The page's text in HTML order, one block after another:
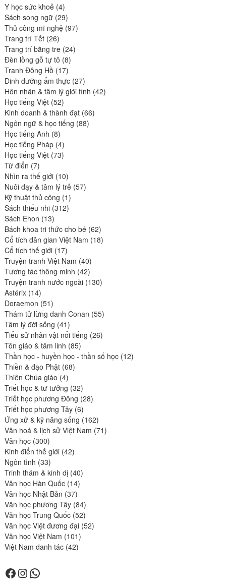
Y học sức khoẻ 44
produits
Sách song ngữ 2929
produits
Thủ công mĩ nghệ 9797
Trang trí Tết 2626
produits
Trang trí bằng tre 2424
Đèn lồng gỗ tự tô 88
produits
Tranh Đông Hồ 1717
produits
Dinh dưỡng ẩm thực 2727
produits
Hôn nhân & tâm lý giới tính 4242
Học tiếng Việt 5252
produits
Kinh doanh & thành đạt 6666
Ngôn ngữ & học tiếng 8888
Học tiếng Anh 88
produits
Học tiếng Pháp 44
produits
Học tiếng Việt 7373
Từ điển 77
produits
Nhìn ra thế giới 1010
produits
Nuôi dạy & tâm lý trẻ 5757
Kỹ thuật thủ công 11
produit
Sách thiếu nhi 312312
Sách Ehon 1313
produits
Bách khoa tri thức cho bé 6262
produits
Cổ tích dân gian Việt Nam 1818
Cổ tích thế giới 1717
produits
Truyện tranh Việt Nam 4040
produits
Tương tác thông minh 4242
produits
Truyện tranh nước ngoài 130130
Astérix 1414
produits
Doraemon 5151
produits
Thám tử lừng danh Conan 5555
Tâm lý đời sống 4141
produits
Tiểu sử nhân vật nổi tiếng 2626
Tôn giáo & tâm linh 8585
produits
Thần học - huyền học - thần số học 1212
Thiền & đạo Phật 6868
Thiên Chúa giáo 44
produits
Triết học & tư tưởng 3232
produits
Triết học phương Đông 2828
Triết học phương Tây 66
produits
Ứng xử & kỹ năng sống 162162
produits
Văn hoá & lịch sử Việt Nam 7171
Văn học 300300
produits
Kinh điển thế giới 4242
Ngôn tình 3333
produits
Trinh thám & kinh dị 4040
Văn học Hàn Quốc 1414
produits
Văn học Nhật Bản 3737
produits
Văn học phương Tây 8484
produits
Văn học Trung Quốc 5252
produits
Văn học Việt đương đại 5252
Văn học Việt Nam 101101
produits
Việt Nam danh tác 4242
Facebook
Instagram
WhatsApp